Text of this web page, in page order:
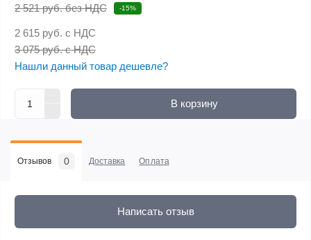
2 521 руб. без НДС
-15%
2 615 руб. с НДС
3 075 руб. с НДС
Нашли данный товар дешевле?
В корзину
Отзывов 0 Доставка Оплата
Написать отзыв